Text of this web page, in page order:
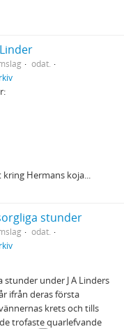
odat.
Hermans koja...
stunder
odat.
stunder under J A Linders
ifrån deras första
krets och tills
trofaste quarlefvande